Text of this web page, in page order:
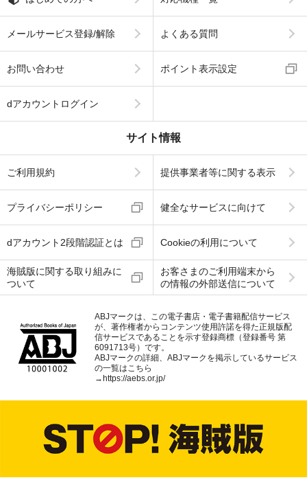
メールサービス登録/解除 よくある質問
お問い合わせ ポイント表示設定
dアカウントログイン
サイト情報
ご利用規約 提供事業者等に関する表示
プライバシーポリシー 健全なサービスに向けて
dアカウント2段階認証とは Cookieの利用について
海賊版に関する取り組みに
ついて
お客さまのご利用端末から
の情報の外部送信について
ABJマークは、この電子書店・電子書籍配信サービス
が、著作権者からコンテンツ使用許諾を得た正規版配
信サービスであることを示す登録商標（登録番号 第
6091713号）です。
ABJマークの詳細、ABJマークを掲示しているサービス
の一覧はこちら
→https://aebs.or.jp/